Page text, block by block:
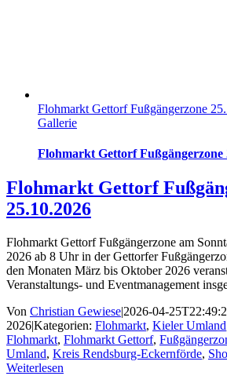
Flohmarkt Gettorf Fußgängerzone
Gallerie
Flohmarkt Gettorf Fußgängerzone
Flohmarkt Gettorf
25.10.2026
Flohmarkt Gettorf Fußgängerzone am
2026 ab 8 Uhr in der Gettorfer
den Monaten März bis Oktober 2026
Veranstaltungs- und Eventmanagement
Von Christian Gewiese|2026-04-
2026|Kategorien: Flohmarkt, Kieler Umland
Flohmarkt, Flohmarkt Gettorf,
Umland, Kreis Rendsburg-Eckernförde,
Weiterlesen